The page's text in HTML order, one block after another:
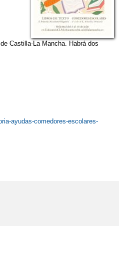
Castilla-La Mancha. Habrá dos
ayudas-comedores-escolares-